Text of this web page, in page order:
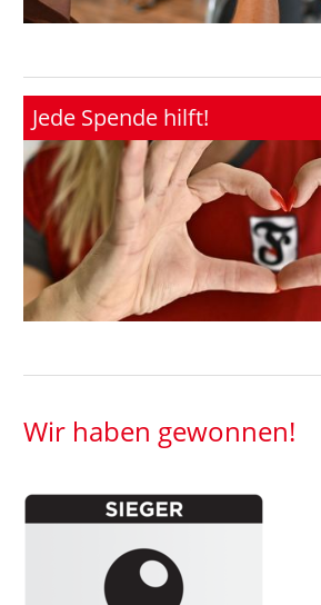
Jede Spende hilft!
Wir haben gewonnen!